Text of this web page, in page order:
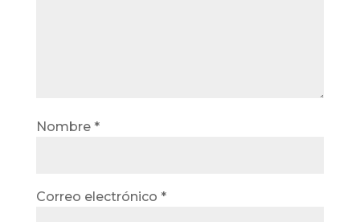
Nombre *
Correo electrónico *